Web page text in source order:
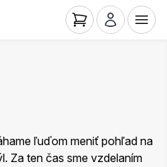
ľuďom meniť pohľad na
Za ten čas sme vzdelaním